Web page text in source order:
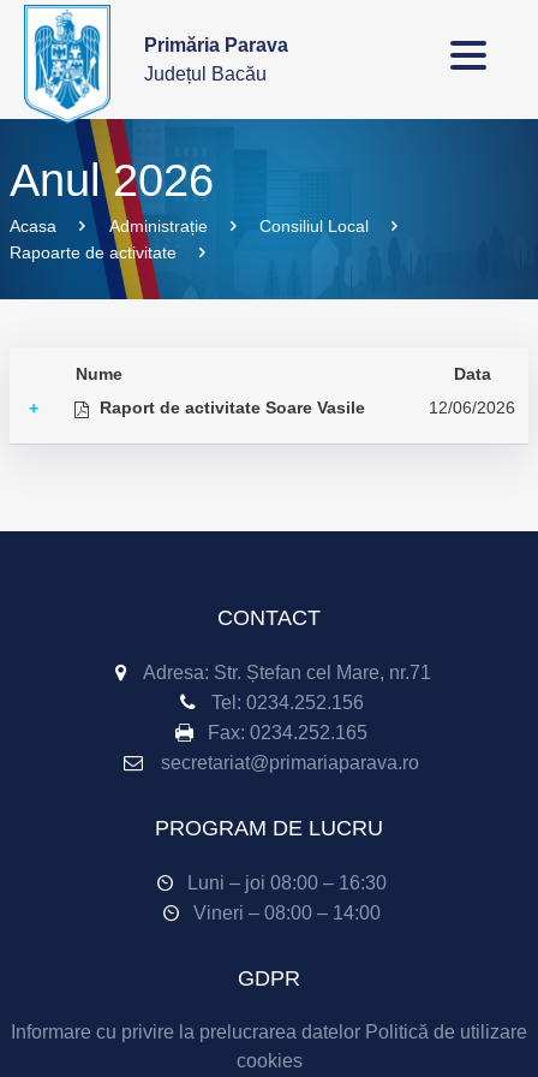
Primăria Parava
Județul Bacău
Anul 2026
Acasa Administrație
Consiliul Local
Rapoarte de activitate
Nume
Data
+
Raport de activitate Soare Vasile 12/06/2026
CONTACT
Adresa: Str. Ștefan cel Mare, nr.71
Tel: 0234.252.156
Fax: 0234.252.165
secretariat@primariaparava.ro
PROGRAM DE LUCRU
Luni – joi 08:00 – 16:30
Vineri – 08:00 – 14:00
GDPR
Informare cu privire la prelucrarea datelor Politică de utilizare
cookies